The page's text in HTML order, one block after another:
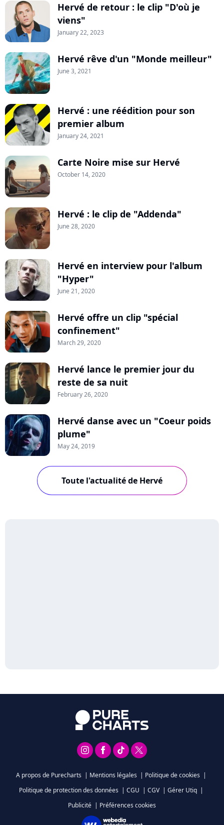
Hervé de retour : le clip "D'où je
viens"
January 22, 2023
Hervé rêve d'un "Monde meilleur"
June 3, 2021
Hervé : une réédition pour son
premier album
January 24, 2021
Carte Noire mise sur Hervé
October 14, 2020
Hervé : le clip de "Addenda"
June 28, 2020
Hervé en interview pour l'album
"Hyper"
June 21, 2020
Hervé offre un clip "spécial
confinement"
March 29, 2020
Hervé lance le premier jour du
reste de sa nuit
February 26, 2020
Hervé danse avec un "Coeur poids
plume"
May 24, 2019
Toute l'actualité de Hervé
A propos de Purecharts | Mentions légales | Politique de cookies |
Politique de protection des données | CGU | CGV | Gérer Utiq |
Publicité | Préférences cookies